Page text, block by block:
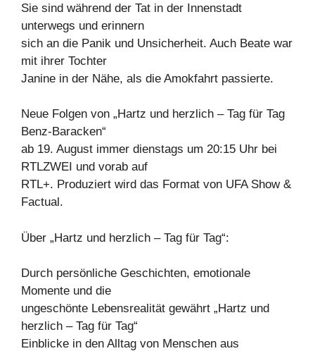
Sie sind während der Tat in der Innenstadt
unterwegs und erinnern
sich an die Panik und Unsicherheit. Auch Beate war
mit ihrer Tochter
Janine in der Nähe, als die Amokfahrt passierte.
Neue Folgen von „Hartz und herzlich – Tag für Tag
Benz-Baracken“
ab 19. August immer dienstags um 20:15 Uhr bei
RTLZWEI und vorab auf
RTL+. Produziert wird das Format von UFA Show &
Factual.
Über „Hartz und herzlich – Tag für Tag“:
Durch persönliche Geschichten, emotionale
Momente und die
ungeschönte Lebensrealität gewährt „Hartz und
herzlich – Tag für Tag“
Einblicke in den Alltag von Menschen aus